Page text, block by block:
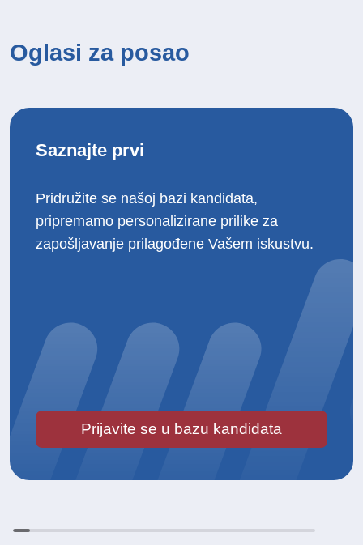
Oglasi za posao
Saznajte prvi
Pridružite se našoj bazi kandidata,
pripremamo personalizirane prilike za
zapošljavanje prilagođene Vašem iskustvu.
Prijavite se u bazu kandidata